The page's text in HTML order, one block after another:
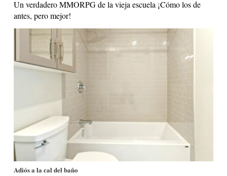
Un verdadero MMORPG de la vieja escuela ¡Cómo los de
antes, pero mejor!
Adiós a la cal del baño